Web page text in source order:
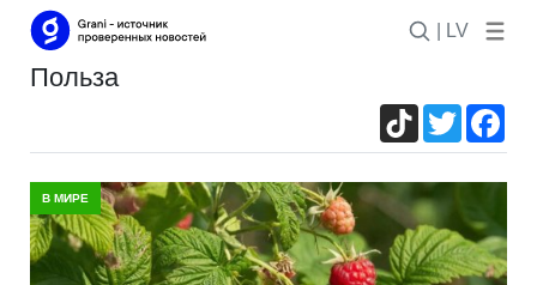
| LV
польза
TikTokTwitter
В МИРЕ